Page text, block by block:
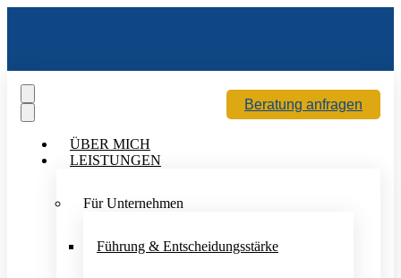
Beratung anfragen
ÜBER MICH
LEISTUNGEN
Für Unternehmen
Führung & Entscheidungsstärke